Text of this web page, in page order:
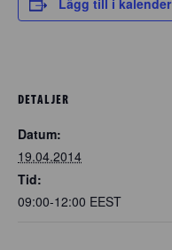
Lägg till i kalender
DETALJER
Datum:
19.04.2014
Tid:
09:00-12:00 EEST